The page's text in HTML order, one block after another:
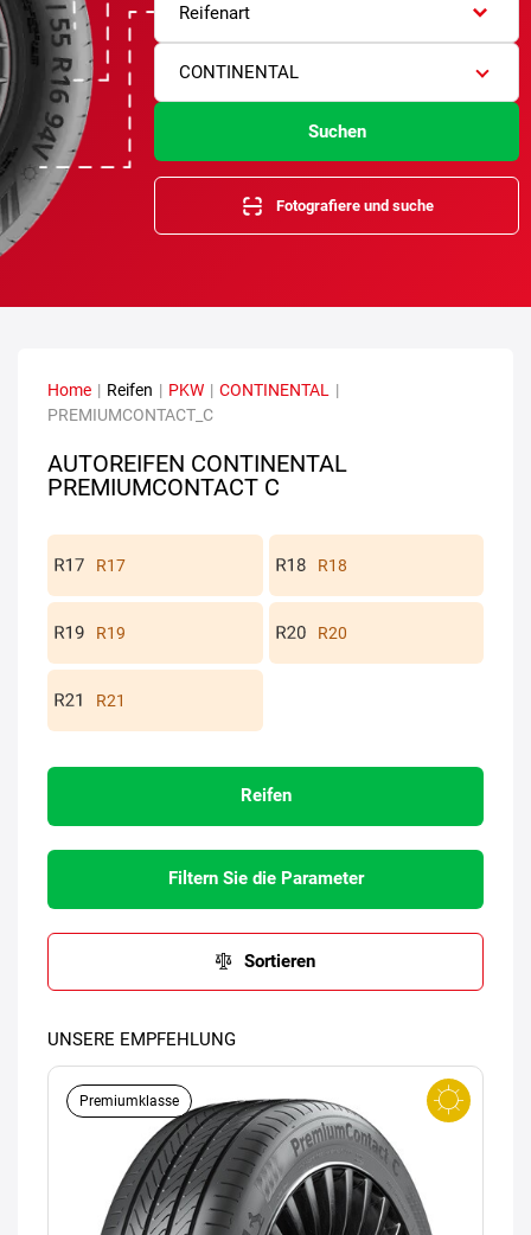
Reifenart
CONTINENTAL
Suchen
Fotografiere und suche
Home | Reifen | PKW | CONTINENTAL
|
PREMIUMCONTACT_C
AUTOREIFEN CONTINENTAL
PREMIUMCONTACT C
R17 R18
R19 R20
R21
Reifen
Filtern Sie die Parameter
Sortieren
UNSERE EMPFEHLUNG
Premiumklasse